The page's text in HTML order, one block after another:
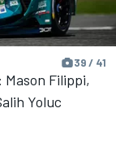
39 / 41
Mason Filippi,
Yoluc